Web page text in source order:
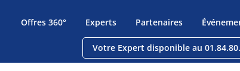
Offres 360° Experts Partenaires
Votre Expert disponible au